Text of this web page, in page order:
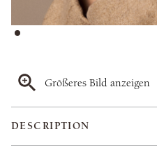
Größeres Bild anzeigen
DESCRIPTION